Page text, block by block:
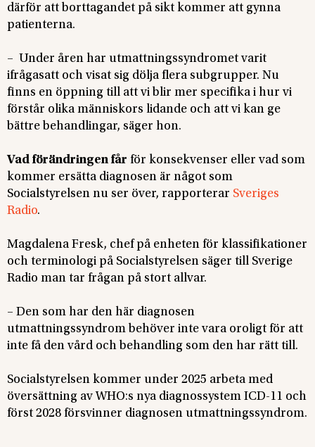
därför att borttagandet på sikt kommer att gynna
patienterna.
– Under åren har utmattningssyndromet varit
ifrågasatt och visat sig dölja flera subgrupper. Nu
finns en öppning till att vi blir mer specifika i hur vi
förstår olika människors lidande och att vi kan ge
bättre behandlingar, säger hon.
Vad förändringen får för konsekvenser eller vad som
kommer ersätta diagnosen är något som
Socialstyrelsen nu ser över, rapporterar Sveriges
Radio.
Magdalena Fresk, chef på enheten för klassifikationer
och terminologi på Socialstyrelsen säger till Sverige
Radio man tar frågan på stort allvar.
– Den som har den här diagnosen
utmattningssyndrom behöver inte vara oroligt för att
inte få den vård och behandling som den har rätt till.
Socialstyrelsen kommer under 2025 arbeta med
översättning av WHO:s nya diagnossystem ICD-11 och
först 2028 försvinner diagnosen utmattningssyndrom.